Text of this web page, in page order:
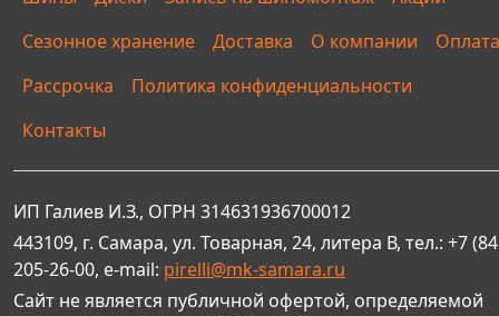
Сезонное хранение
Доставка О компании
Оплата
Рассрочка
Политика конфиденциальности
Контакты
ИП Галиев И.З., ОГРН 314631936700012
443109, г. Самара, ул. Товарная, 24, литера В, тел.: +7
205-26-00, e-mail: pirelli@mk-samara.ru
Сайт не является публичной офертой, определяемой